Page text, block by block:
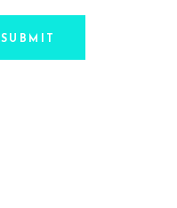
SUBMIT